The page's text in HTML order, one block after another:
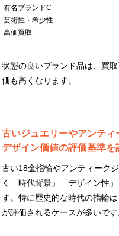
有名ブランドC
芸術性・希少性
高価買取
状態の良いブランド品は、買
価も高くなります。
古いジュエリーやアンティ
デザイン価値の評価基準を
古い18金指輪やアンティーク
く「時代背景」「デザイン性
す。特に歴史的な時代の指輪
が評価されるケースが多いです